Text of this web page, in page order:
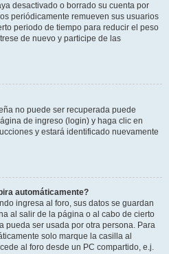
desactivado o borrado su cuenta por
periódicamente remueven sus usuarios
periodo de tiempo para reducir el peso
de nuevo y participe de las
no puede ser recuperada puede
de ingreso (login) y haga clic en
y estará identificado nuevamente
automáticamente?
ingresa al foro, sus datos se guardan
al salir de la página o al cabo de cierto
pueda ser usada por otra persona. Para
solo marque la casilla al
al foro desde un PC compartido, e.j.